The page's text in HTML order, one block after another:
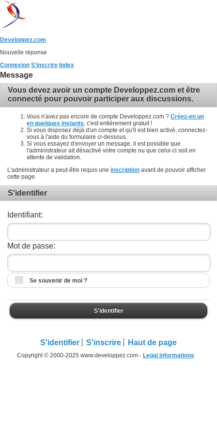
Developpez.com
Nouvelle réponse
Connexion S'inscrire Index
Message
Vous devez avoir un compte Developpez.com et être
connecté pour pouvoir participer aux discussions.
Vous n'avez pas encore de compte Developpez.com ? Créez-en un
en quelques instants , c'est entièrement gratuit !
Si vous disposez déjà d'un compte et qu'il est bien activé, connectez-
vous à l'aide du formulaire ci-dessous.
Si vous essayez d'envoyer un message, il est possible que
l'administrateur ait désactivé votre compte ou que celui-ci soit en
attente de validation.
L'administrateur a peut-être requis une inscription avant de pouvoir afficher
cette page.
S'identifier
Identifiant:
Mot de passe:
Se souvenir de moi ?
S'identifier
S'identifier S'inscrire Haut de page
Copyright © 2000-2025 www.developpez.com - Legal informations